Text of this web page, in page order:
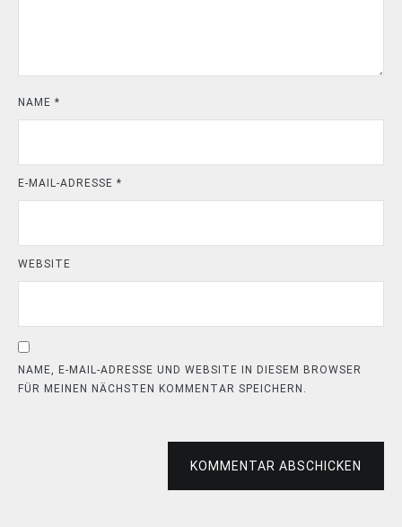
NAME *
E-MAIL-ADRESSE *
WEBSITE
NAME, E-MAIL-ADRESSE UND WEBSITE IN DIESEM BROWSER
FÜR MEINEN NÄCHSTEN KOMMENTAR SPEICHERN.
KOMMENTAR ABSCHICKEN